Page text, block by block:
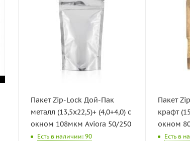
Пакет Zip-Lock Дой-Пак
металл (13,5х22,5)+ (4,0+4,0) с
окном 108мкм Aviora 50/250
Есть в наличии: 90
Пакет
крафт
окном
Есть в